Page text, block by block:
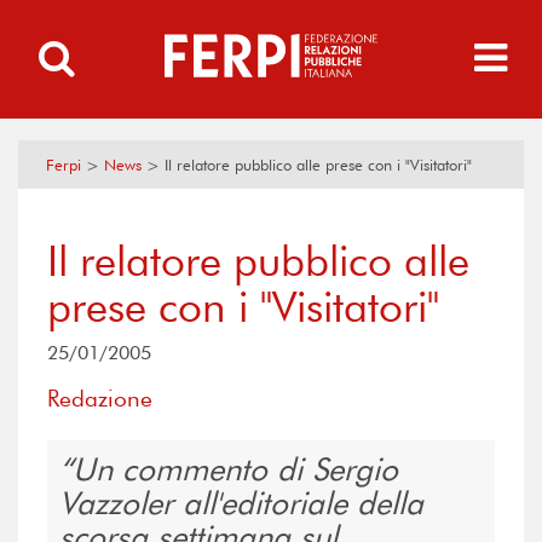
Ferpi > News > Il relatore pubblico alle prese con i "Visitatori"
Il relatore pubblico alle
prese con i "Visitatori"
25/01/2005
Redazione
Un commento di Sergio
Vazzoler all'editoriale della